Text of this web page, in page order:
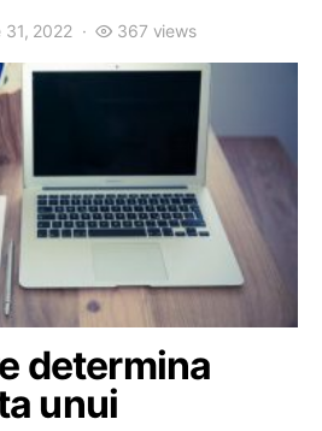
31, 2022 367 views
determina
unui